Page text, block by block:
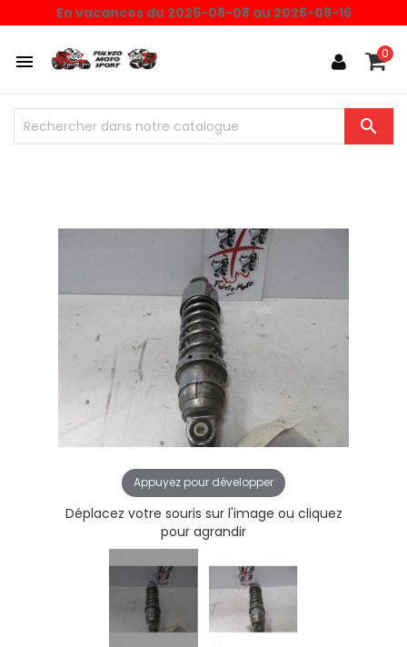
En vacances du 2026-08-08 au 2026-08-16
 0

Appuyez pour développer
Déplacez votre souris sur l'image ou cliquez
pour agrandir